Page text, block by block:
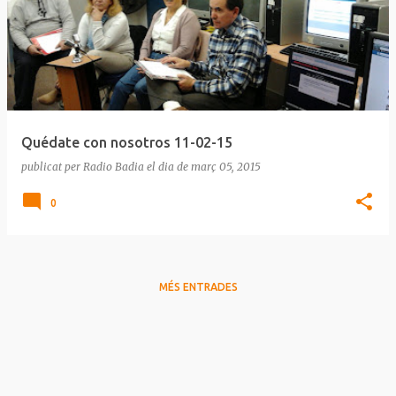
t
r
a
d
Quédate con nosotros 11-02-15
publicat per Radio Badia el dia de març 05, 2015
0
MÉS ENTRADES